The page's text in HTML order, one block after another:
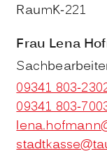
RaumK-221
Frau Lena
09341 803-
09341 803-